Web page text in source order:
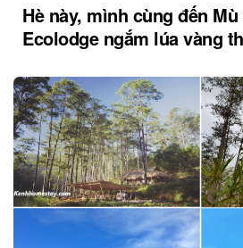
Hè này, mình cùng đến
Ecolodge ngắm lúa vàng